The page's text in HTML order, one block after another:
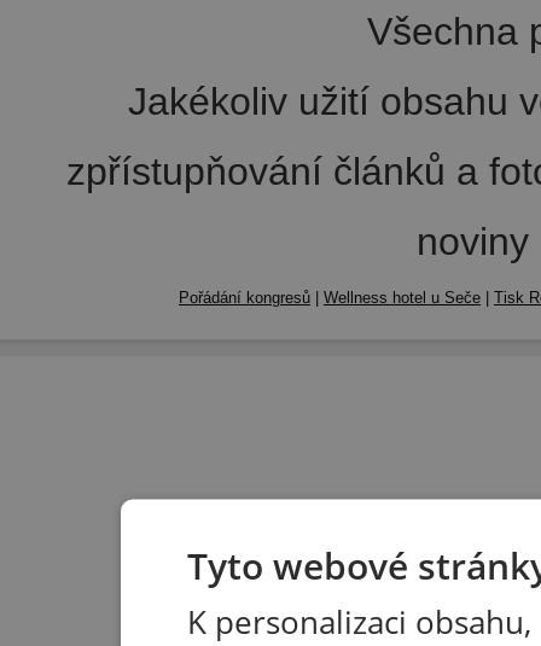
Všechna
Jakékoliv užití obsahu
zpřístupňování článků a
Pořádání kongresů Wellness hotel u Seče Tisk
Tyto webové
K personalizaci